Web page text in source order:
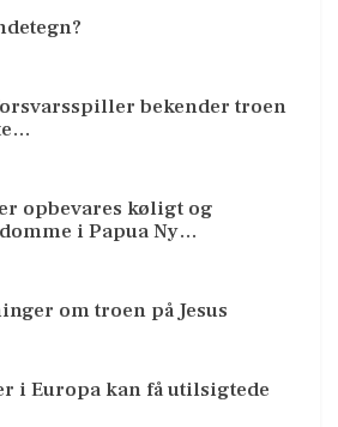
bekender troen
opbevares køligt og
i Papua Ny…
om troen på Jesus
i Europa kan få utilsigtede